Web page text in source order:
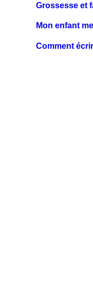
Grossesse et
Mon enfant
Comment